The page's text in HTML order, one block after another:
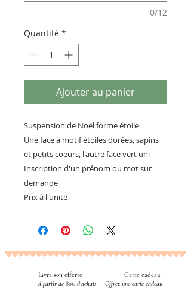
0/12
Quantité *
Ajouter au panier
Suspension de Noël forme étoile
Une face à motif étoiles dorées, sapins
et petits coeurs, l'autre face vert uni
Inscription d'un prénom ou mot sur
demande
Prix à l'unité
Livraison offerte
à partir de 80€ d'achats
Carte cadeau
Offrez une carte cadeau